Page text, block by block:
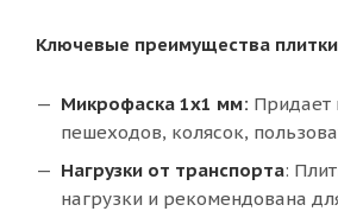
Ключевые преимущества
Микрофаска 1х1 мм: Придает
пешеходов, колясок,
Нагрузки от транспорта:
нагрузки и рекомендована